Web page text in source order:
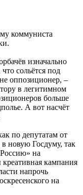
коммуниста
изначально
сольётся под
оппозиционер, –
в легитимном
больше
А вот насчёт
по депутатам от
новую Госдуму, так
на
кампания
напрочь
на